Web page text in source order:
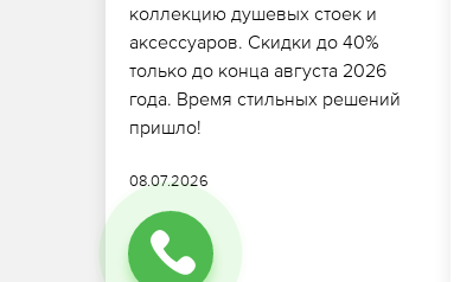
коллекцию душевых стоек и
аксессуаров. Скидки до 40%
только до конца августа 2026
года. Время стильных решений
пришло!
08.07.2026